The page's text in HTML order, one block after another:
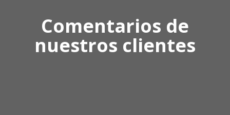
Comentarios de
nuestros clientes